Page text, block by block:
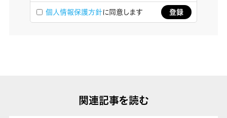
個人情報保護方針に同意します
関連記事を読む